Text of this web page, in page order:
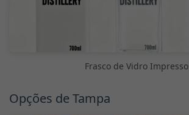
Frasco de Vidro Impresso
Opções de Tampa